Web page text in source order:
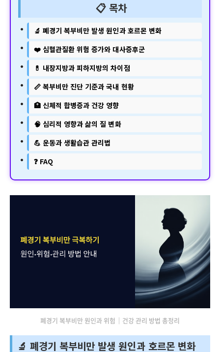
📋 목차
🔬 폐경기 복부비만 발생 원인과 호르몬 변화
❤️ 심혈관질환 위험 증가와 대사증후군
💊 내장지방과 피하지방의 차이점
📏 복부비만 진단 기준과 국내 현황
🏥 신체적 합병증과 건강 영향
🧠 심리적 영향과 삶의 질 변화
💪 운동과 생활습관 관리법
❓ FAQ
폐경기 복부비만 원인과 위험｜건강 관리 방법 총정리
🔬 폐경기 복부비만 발생 원인과 호르몬 변화